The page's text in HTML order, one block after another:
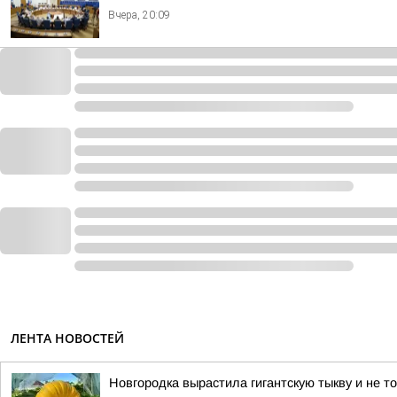
Вчера, 20:09
ЛЕНТА НОВОСТЕЙ
Новгородка вырастила гигантскую тыкву и не